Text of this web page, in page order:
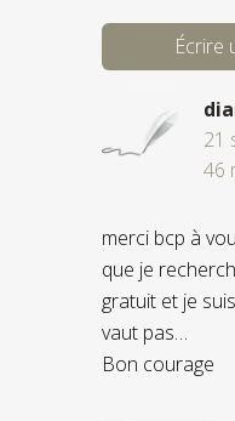
Écrire
21
46
merci bcp à
que je
gratuit et je
vaut pas…
Bon courage